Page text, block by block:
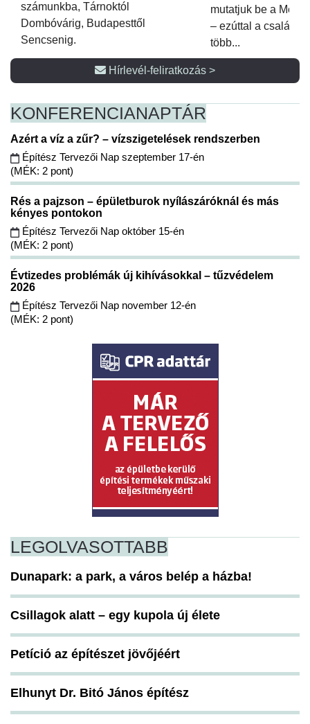
számunkba, Tárnoktól
Dombóvárig, Budapesttől
Sencsenig.
mutatjuk be a
– ezúttal a családi
több...
Hírlevél-feliratkozás >
KONFERENCIANAPTÁR
Azért a víz a zűr? – vízszigetelések rendszerben
Építész Tervezői Nap szeptember 17-én
(MÉK: 2 pont)
Rés a pajzson – épületburok nyílászáróknál és más
kényes pontokon
Építész Tervezői Nap október 15-én
(MÉK: 2 pont)
Évtizedes problémák új kihívásokkal – tűzvédelem
2026
Építész Tervezői Nap november 12-én
(MÉK: 2 pont)
LEGOLVASOTTABB
Dunapark: a park, a város belép a házba!
Csillagok alatt – egy kupola új élete
Petíció az építészet jövőjéért
Elhunyt Dr. Bitó János építész